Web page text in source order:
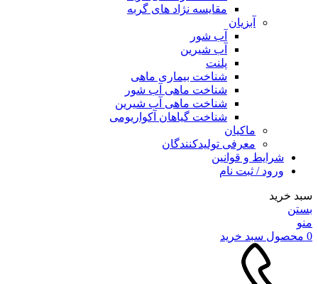
مقایسه نژاد های گربه
آبزیان
آب شور
آب شیرین
پلنت
شناخت بیماری ماهی
شناخت ماهی آب شور
شناخت ماهی آب شیرین
شناخت گیاهان آکواریومی
ماکیان
معرفی تولیدکنندگان
شرایط و قوانین
ورود / ثبت نام
سبد خرید
بستن
منو
0 محصول سبد خرید